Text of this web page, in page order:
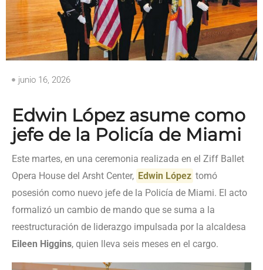
junio 16, 2026
Edwin López asume como
jefe de la Policía de Miami
Este martes, en una ceremonia realizada en el Ziff Ballet
Opera House del Arsht Center, Edwin López tomó
posesión como nuevo jefe de la Policía de Miami. El acto
formalizó un cambio de mando que se suma a la
reestructuración de liderazgo impulsada por la alcaldesa
Eileen Higgins, quien lleva seis meses en el cargo.